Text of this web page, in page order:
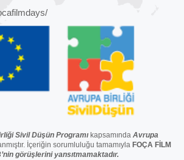
Sivil Düşün Programı kapsamında Avrupa
İçeriğin sorumluluğu tamamıyla FOÇA FİLM
görüşlerini yansıtmamaktadır.